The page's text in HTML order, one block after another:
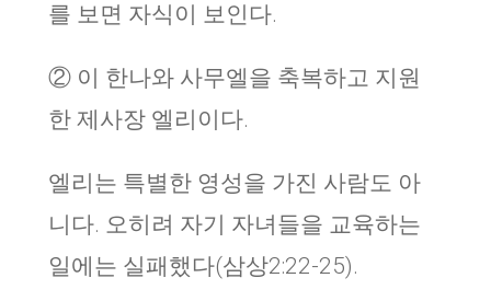
를 보면 자식이 보인다.
② 이 한나와 사무엘을 축복하고 지원
한 제사장 엘리이다.
엘리는 특별한 영성을 가진 사람도 아
니다. 오히려 자기 자녀들을 교육하는
일에는 실패했다(삼상2:22-25).